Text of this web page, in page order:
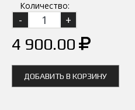
Количество:
4 900.00
ДОБАВИТЬ В КОРЗИНУ